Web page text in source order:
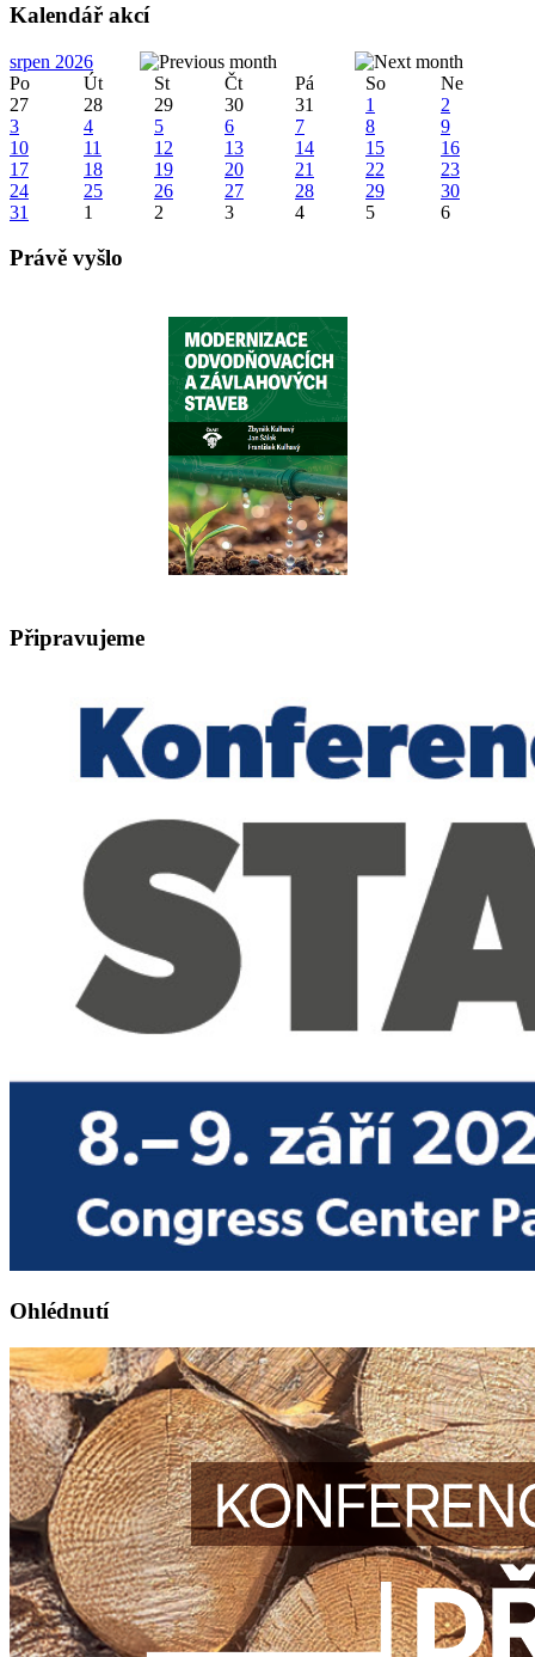
Kalendář akcí
srpen 2026
Po
Út St Čt Pá So
Ne
27
28 29 30 31 1
2
3
4 5 6 7 8
9
10
11 12 13 14 15
16
17
18 19 20 21 22
23
24
25 26 27 28 29
30
31
1 2 3 4 5 6
Právě vyšlo
Připravujeme
Ohlédnutí